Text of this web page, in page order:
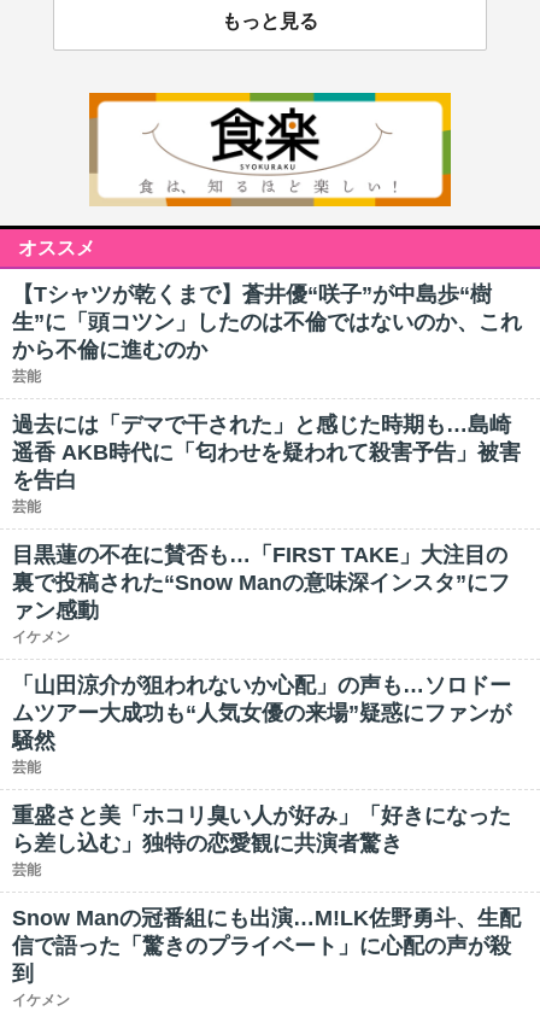
もっと見る
オススメ
【Tシャツが乾くまで】蒼井優“咲子”が中島歩“樹
生”に「頭コツン」したのは不倫ではないのか、これ
から不倫に進むのか
芸能
過去には「デマで干された」と感じた時期も…島崎
遥香 AKB時代に「匂わせを疑われて殺害予告」被害
を告白
芸能
目黒蓮の不在に賛否も…「FIRST TAKE」大注目の
裏で投稿された“Snow Manの意味深インスタ”にフ
ァン感動
イケメン
「山田涼介が狙われないか心配」の声も…ソロドー
ムツアー大成功も“人気女優の来場”疑惑にファンが
騒然
芸能
重盛さと美「ホコリ臭い人が好み」「好きになった
ら差し込む」独特の恋愛観に共演者驚き
芸能
Snow Manの冠番組にも出演…M!LK佐野勇斗、生配
信で語った「驚きのプライベート」に心配の声が殺
到
イケメン